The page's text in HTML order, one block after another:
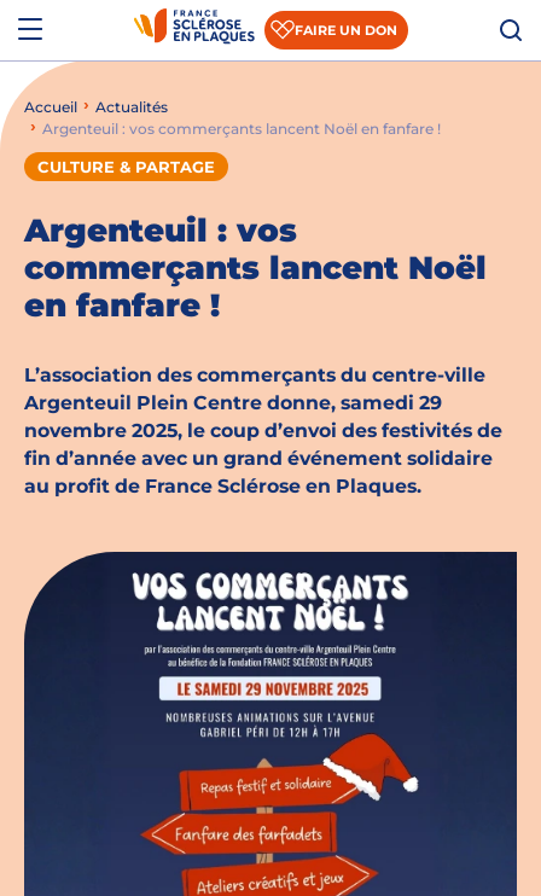
Aller au contenu
Aller à la recherche
FAIRE UN DON
Qui sommes-nous ?
Comprendre la SEP
Accompagner les patients et les aidants
S’informer sur la recherche
Nous soutenir
Actualités
Espace chercheurs
Mon compte
Accueil
Actualités
Argenteuil : vos commerçants lancent Noël en fanfare !
CULTURE & PARTAGE
Argenteuil : vos
commerçants lancent Noël
en fanfare !
L’association des commerçants du centre-ville
Argenteuil Plein Centre donne, samedi 29
novembre 2025, le coup d’envoi des festivités de
fin d’année avec un grand événement solidaire
au profit de France Sclérose en Plaques.